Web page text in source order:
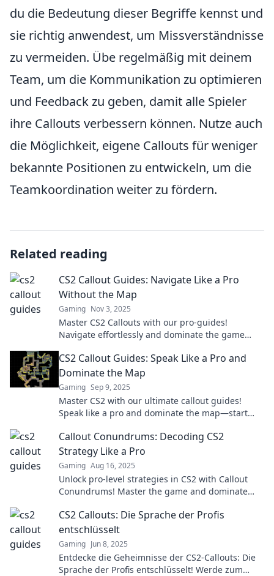
du die Bedeutung dieser Begriffe kennst und
sie richtig anwendest, um Missverständnisse
zu vermeiden. Übe regelmäßig mit deinem
Team, um die Kommunikation zu optimieren
und Feedback zu geben, damit alle Spieler
ihre Callouts verbessern können. Nutze auch
die Möglichkeit, eigene Callouts für weniger
bekannte Positionen zu entwickeln, um die
Teamkoordination weiter zu fördern.
Related reading
CS2 Callout Guides: Navigate Like a Pro
Without the Map
Gaming Nov 3, 2025
Master CS2 Callouts with our pro-guides!
Navigate effortlessly and dominate the game
skills!
CS2 Callout Guides: Speak Like a Pro and
Dominate the Map
Gaming Sep 9, 2025
Master CS2 with our ultimate callout guides!
Speak like a pro and dominate the map—start
Callout Conundrums: Decoding CS2
Strategy Like a Pro
Gaming Aug 16, 2025
Unlock pro-level strategies in CS2 with Callout
Conundrums! Master the game and dominate
CS2 Callouts: Die Sprache der Profis
entschlüsselt
Gaming Jun 8, 2025
Entdecke die Geheimnisse der CS2-Callouts: Die
Sprache der Profis entschlüsselt! Werde zum